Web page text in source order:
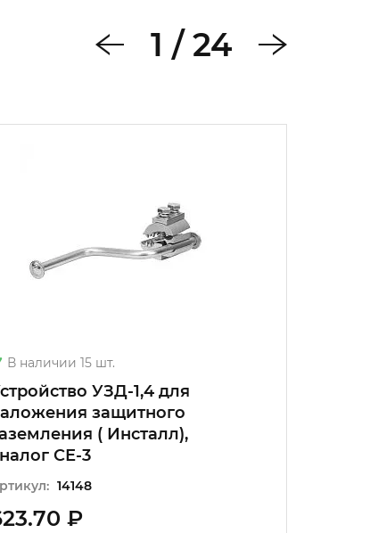
1 / 24
В наличии 15 шт.
УЗД-1,4 для
защитного
( Инсталл),
СЕ-3
14148
₽